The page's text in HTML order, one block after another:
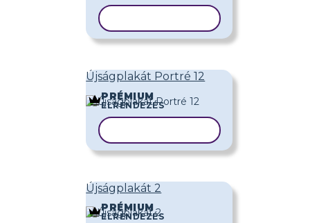
Újságplakát Portré 12
PRÉMIUM
ELRENDEZÉS
Újságplakát 2
PRÉMIUM
ELRENDEZÉS